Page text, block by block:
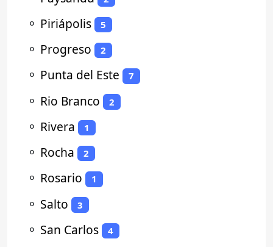
⚬ Piriápolis 5
⚬ Progreso 2
⚬ Punta del Este 7
⚬ Rio Branco 2
⚬ Rivera 1
⚬ Rocha 2
⚬ Rosario 1
⚬ Salto 3
⚬ San Carlos 4